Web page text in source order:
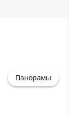
Панорамы